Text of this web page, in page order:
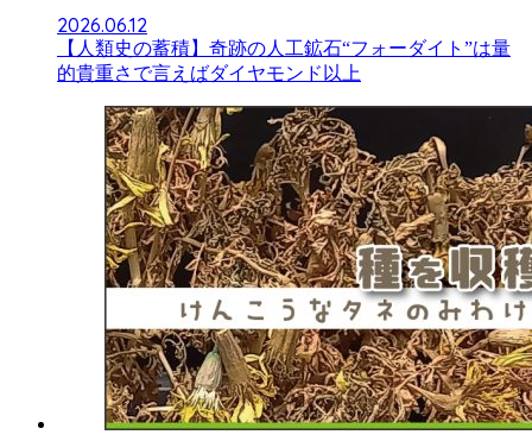
2026.06.12
【人類史の蓄積】奇跡の人工鉱石“フォーダイト”は量
的貴重さで言えばダイヤモンド以上